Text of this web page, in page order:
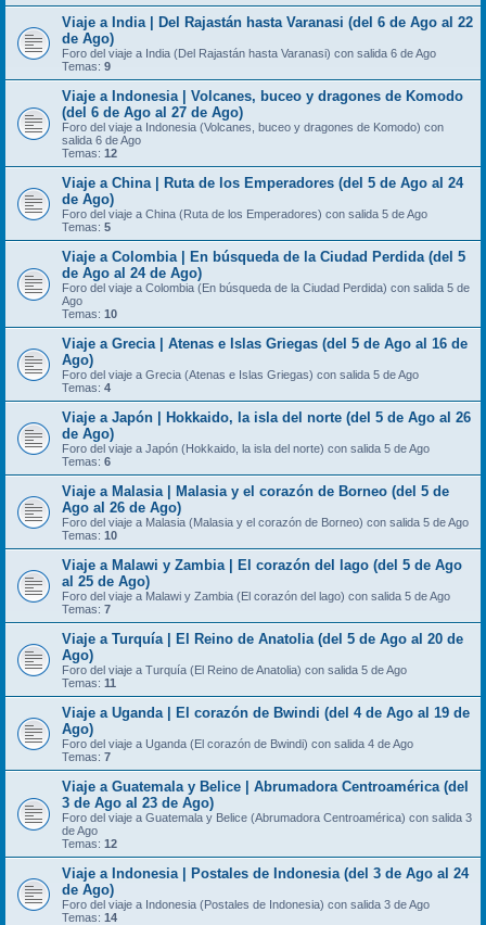
Viaje a India | Del Rajastán hasta Varanasi (del 6 de Ago al 22
de Ago)
Foro del viaje a India (Del Rajastán hasta Varanasi) con salida 6 de Ago
Temas: 9
Viaje a Indonesia | Volcanes, buceo y dragones de Komodo
(del 6 de Ago al 27 de Ago)
Foro del viaje a Indonesia (Volcanes, buceo y dragones de Komodo) con
salida 6 de Ago
Temas: 12
Viaje a China | Ruta de los Emperadores (del 5 de Ago al 24
de Ago)
Foro del viaje a China (Ruta de los Emperadores) con salida 5 de Ago
Temas: 5
Viaje a Colombia | En búsqueda de la Ciudad Perdida (del 5
de Ago al 24 de Ago)
Foro del viaje a Colombia (En búsqueda de la Ciudad Perdida) con salida 5 de
Ago
Temas: 10
Viaje a Grecia | Atenas e Islas Griegas (del 5 de Ago al 16 de
Ago)
Foro del viaje a Grecia (Atenas e Islas Griegas) con salida 5 de Ago
Temas: 4
Viaje a Japón | Hokkaido, la isla del norte (del 5 de Ago al 26
de Ago)
Foro del viaje a Japón (Hokkaido, la isla del norte) con salida 5 de Ago
Temas: 6
Viaje a Malasia | Malasia y el corazón de Borneo (del 5 de
Ago al 26 de Ago)
Foro del viaje a Malasia (Malasia y el corazón de Borneo) con salida 5 de Ago
Temas: 10
Viaje a Malawi y Zambia | El corazón del lago (del 5 de Ago
al 25 de Ago)
Foro del viaje a Malawi y Zambia (El corazón del lago) con salida 5 de Ago
Temas: 7
Viaje a Turquía | El Reino de Anatolia (del 5 de Ago al 20 de
Ago)
Foro del viaje a Turquía (El Reino de Anatolia) con salida 5 de Ago
Temas: 11
Viaje a Uganda | El corazón de Bwindi (del 4 de Ago al 19 de
Ago)
Foro del viaje a Uganda (El corazón de Bwindi) con salida 4 de Ago
Temas: 7
Viaje a Guatemala y Belice | Abrumadora Centroamérica (del
3 de Ago al 23 de Ago)
Foro del viaje a Guatemala y Belice (Abrumadora Centroamérica) con salida 3
de Ago
Temas: 12
Viaje a Indonesia | Postales de Indonesia (del 3 de Ago al 24
de Ago)
Foro del viaje a Indonesia (Postales de Indonesia) con salida 3 de Ago
Temas: 14